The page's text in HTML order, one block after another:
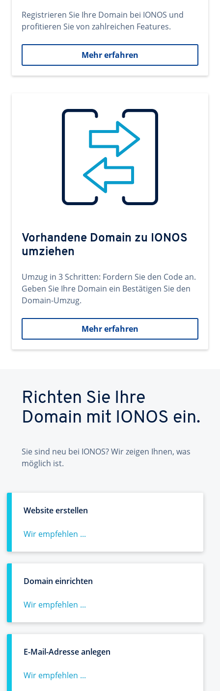
Registrieren Sie Ihre Domain bei IONOS und
profitieren Sie von zahlreichen Features.
Mehr erfahren
Vorhandene Domain zu IONOS
umziehen
Umzug in 3 Schritten: Fordern Sie den Code an.
Geben Sie Ihre Domain ein Bestätigen Sie den
Domain-Umzug.
Mehr erfahren
Richten Sie Ihre
Domain mit IONOS ein.
Sie sind neu bei IONOS? Wir zeigen Ihnen, was
möglich ist.
Website erstellen
Wir empfehlen ...
Domain einrichten
Wir empfehlen ...
E-Mail-Adresse anlegen
Wir empfehlen ...